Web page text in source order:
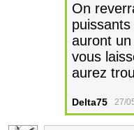
On
auront
vous
aurez
Delta75 27/